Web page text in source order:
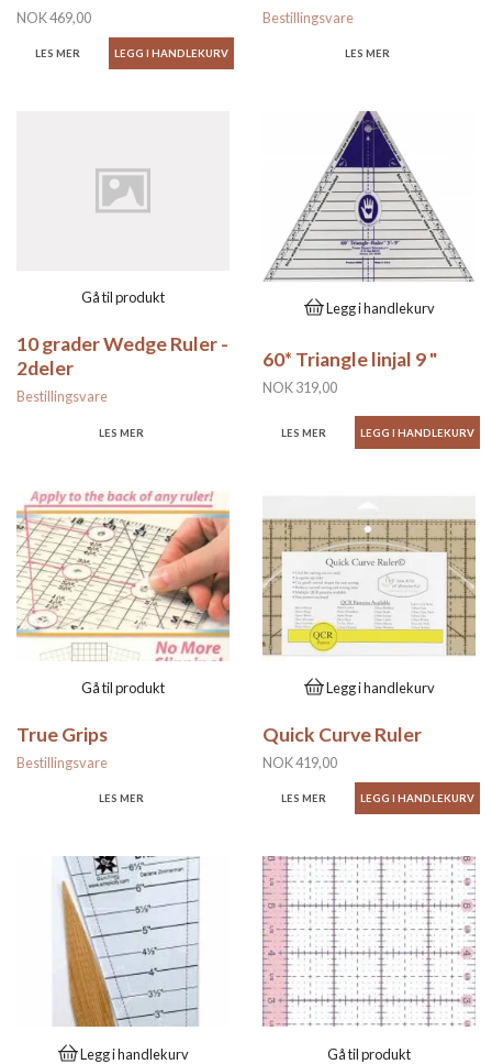
NOK 469,00
LES MER
Bestillingsvare
LES MER
Gå til produkt
10 grader Wedge Ruler -
2deler
Bestillingsvare
LES MER
Legg i handlekurv
60* Triangle linjal 9 "
NOK 319,00
LES MER
Gå til produkt
True Grips
Bestillingsvare
LES MER
Legg i handlekurv
Quick Curve Ruler
NOK 419,00
LES MER
Legg i handlekurv Gå til produkt